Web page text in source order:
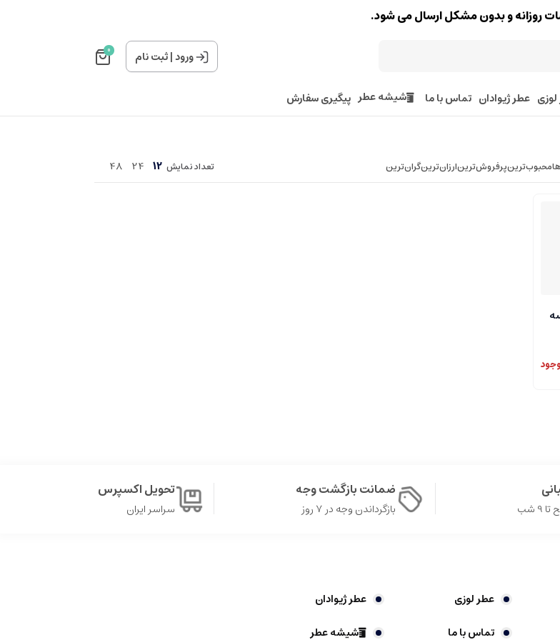
روزانه و بدون مشکل ارسال می شود.
ورود|ثبت نام 0
عطر ژیوادان تماس با ما شیشه عطر پیگیری سفارش
محبوب‌‌ترینپرفروش‌ترینارزان‌ترینگران‌ترین تعداد نمایش 12
24
48
ضمانت بازگشت وجه
بازگرداندن وجه در ۷ روز
تحویل اکسپرس
سراسر ایران
عطر لوزی
عطر ژیوادان
تماس با ما شیشه عطر